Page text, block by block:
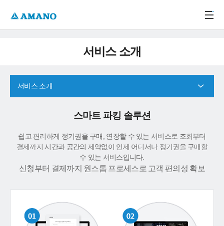
서비스 소개
서비스 소개
스마트 파킹 솔루션
쉽고 편리하게 정기권을 구매, 연장할 수 있는 서비스로 조회부터
결제까지 시간과 공간의 제약없이 언제 어디서나 정기권을 구매할
수 있는 서비스입니다.
신청부터 결제까지 원스톱 프로세스로 고객 편의성 확보